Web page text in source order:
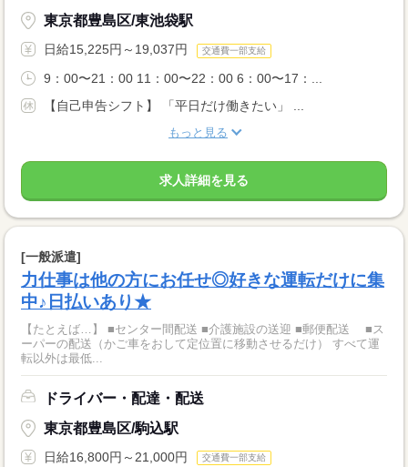
東京都豊島区/東池袋駅
日給15,225円～19,037円 交通費一部支給
9：00〜21：00 11：00〜22：00 6：00〜17：...
【自己申告シフト】 「平日だけ働きたい」 ...
もっと見る
求人詳細を見る
[一般派遣]
力仕事は他の方にお任せ◎好きな運転だけに集
中♪日払いあり★
【たとえば…】 ■センター間配送 ■介護施設の送迎 ■郵便配送 ■ス
ーパーの配送（かご車をおして定位置に移動させるだけ） すべて運
転以外は最低...
ドライバー・配達・配送
東京都豊島区/駒込駅
日給16,800円～21,000円 交通費一部支給